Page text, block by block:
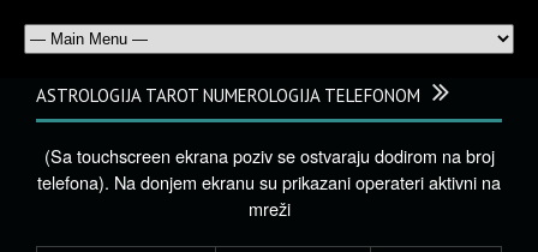
ASTROLOGIJA TAROT NUMEROLOGIJA TELEFONOM
(Sa touchscreen ekrana poziv se ostvaraju dodirom na broj
telefona). Na donjem ekranu su prikazani operateri aktivni na
mreži